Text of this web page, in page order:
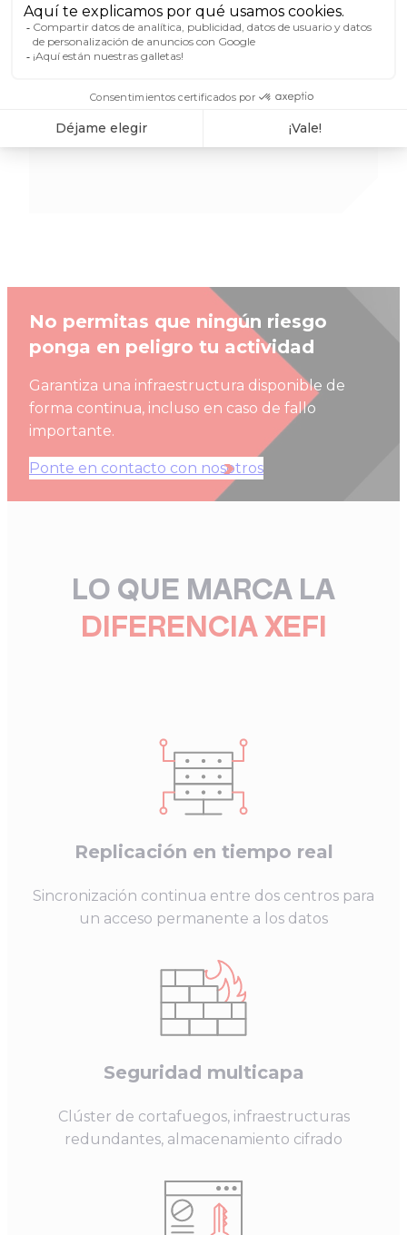
27001 y HDS funcionan al 100 %
con energía renovable y están
supervisados 24/7 por nuestros
permanece segura.
No permitas que ningún riesgo
ponga en peligro tu actividad
Garantiza una infraestructura disponible de
forma continua, incluso en caso de fallo
importante.
Ponte en contacto con nosotros
LO QUE MARCA LA
DIFERENCIAXEFI
Replicación en tiempo real
Sincronización continua entre dos centros para
un acceso permanente a los datos
Seguridad multicapa
Clúster de cortafuegos, infraestructuras
redundantes, almacenamiento cifrado